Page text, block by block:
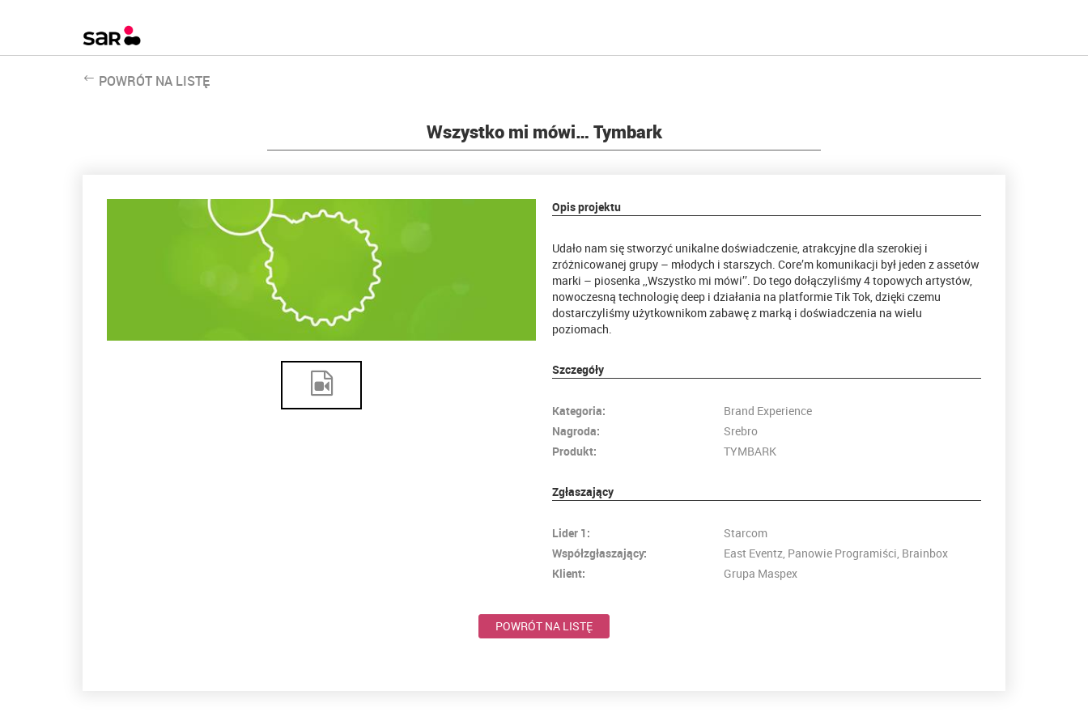
POWRÓT NA LISTĘ
Wszystko mi mówi… Tymbark
Opis projektu
Udało nam się stworzyć unikalne doświadczenie, atrakcyjne dla szerokiej i
zróżnicowanej grupy – młodych i starszych. Core’m komunikacji był jeden z assetów
marki – piosenka ,,Wszystko mi mówi’’. Do tego dołączyliśmy 4 topowych artystów,
nowoczesną technologię deep i działania na platformie Tik Tok, dzięki czemu
dostarczyliśmy użytkownikom zabawę z marką i doświadczenia na wielu
poziomach.
Szczegóły
Kategoria:
Brand Experience
Nagroda:
Srebro
Produkt:
TYMBARK
Zgłaszający
Lider 1:
Starcom
Współzgłaszający:
East Eventz, Panowie Programiści, Brainbox
Klient:
Grupa Maspex
POWRÓT NA LISTĘ